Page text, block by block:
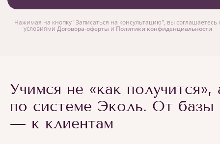
Нажимая на кнопку "Записаться на консультацию", вы соглашаетесь
условиями Договора-оферты и Политики конфиденциальности
Учимся не «как получится»,
по системе Эколь. От базы
— к клиентам